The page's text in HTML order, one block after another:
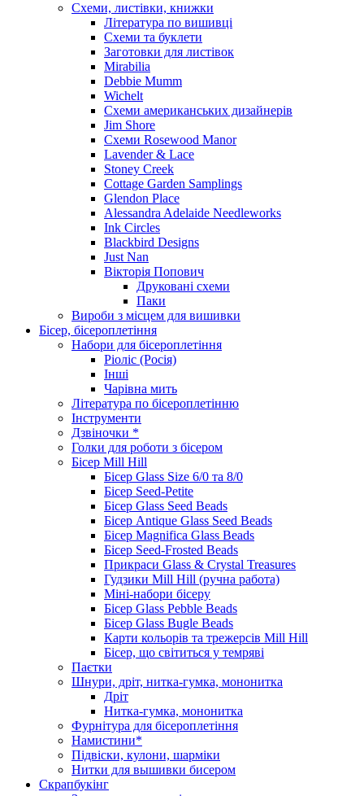
Схеми, листівки, книжки
Література по вишивці
Схеми та буклети
Заготовки для листівок
Mirabilia
Debbie Mumm
Wichelt
Схеми американських дизайнерів
Jim Shore
Cхеми Rosewood Manor
Lavender & Lace
Stoney Creek
Cottage Garden Samplings
Glendon Place
Alessandra Adelaide Needleworks
Ink Circles
Blackbird Designs
Just Nan
Вікторія Попович
Друковані схеми
Паки
Вироби з місцем для вишивки
Бісер, бісероплетіння
Набори для бісероплетіння
Ріоліс (Росія)
Інші
Чарівна мить
Література по бісероплетінню
Інструменти
Дзвіночки *
Голки для роботи з бісером
Бісер Mill Hill
Бісер Glass Size 6/0 та 8/0
Бісер Seed-Petite
Бісер Glass Seed Beads
Бісер Antique Glass Seed Beads
Бісер Magnifica Glass Beads
Бісер Seed-Frosted Beads
Прикраси Glass & Crystal Treasures
Гудзики Mill Hill (ручна работа)
Міні-набори бісеру
Бісер Glass Pebble Beads
Бісер Glass Bugle Beads
Карти кольорів та трежерсів Mill Hill
Бісер, що світиться у темряві
Паєтки
Шнури, дріт, нитка-гумка, мононитка
Дріт
Нитка-гумка, мононитка
Фурнітура для бісероплетіння
Намистини*
Підвіски, кулони, шарміки
Нитки для вышивки бисером
Скрапбукінг